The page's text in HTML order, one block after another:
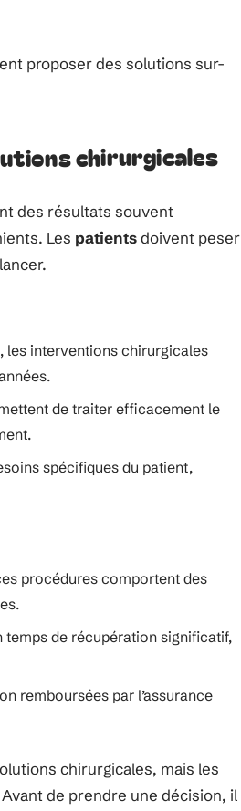
proposer des solutions sur-
chirurgicales
des résultats souvent
Les patientsdoivent peser
les interventions chirurgicales
de traiter efficacement le
spécifiques du patient,
procédures comportent des
de récupération significatif,
remboursées par l’assurance
chirurgicales, mais les
de prendre une décision, il